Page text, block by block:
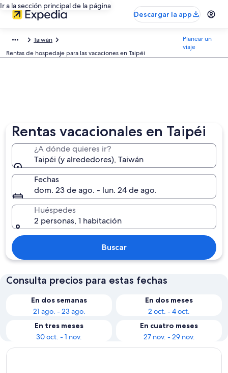
Ir a la sección principal de la página
Descargar la app
Taiwán
Rentas de hospedaje para las vacaciones en Taipéi
Planear un
viaje
Rentas vacacionales en Taipéi
¿A dónde quieres ir?
Taipéi (y alrededores), Taiwán
Fechas
dom. 23 de ago. - lun. 24 de ago.
Huéspedes
2 personas, 1 habitación
Buscar
Consulta precios para estas fechas
En dos semanas
21 ago. - 23 ago.
En dos meses
2 oct. - 4 oct.
En tres meses
30 oct. - 1 nov.
En cuatro meses
27 nov. - 29 nov.